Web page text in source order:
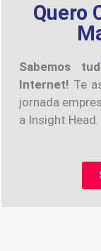
Quero
Sabemos
Internet! Te
jornada
a Insight Head.